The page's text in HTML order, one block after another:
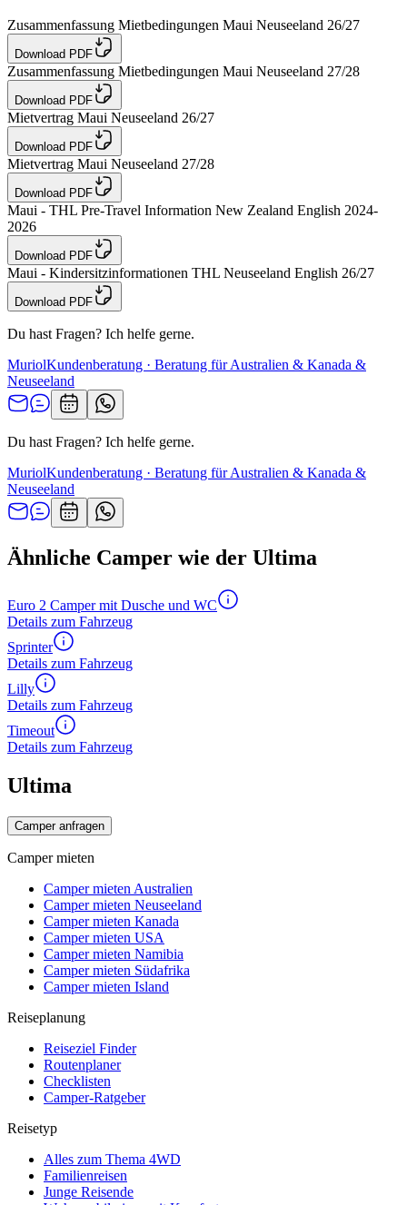
Zusammenfassung Mietbedingungen Maui Neuseeland 26/27
Download PDF
Zusammenfassung Mietbedingungen Maui Neuseeland 27/28
Download PDF
Mietvertrag Maui Neuseeland 26/27
Download PDF
Mietvertrag Maui Neuseeland 27/28
Download PDF
Maui - THL Pre-Travel Information New Zealand English 2024-
2026
Download PDF
Maui - Kindersitzinformationen THL Neuseeland English 26/27
Download PDF
Du hast Fragen? Ich helfe gerne.
MuriolKundenberatung · Beratung für Australien & Kanada &
Neuseeland
Du hast Fragen? Ich helfe gerne.
MuriolKundenberatung · Beratung für Australien & Kanada &
Neuseeland
Ähnliche Camper wie der Ultima
Euro 2 Camper mit Dusche und WC
Details zum Fahrzeug
Sprinter
Details zum Fahrzeug
Lilly
Details zum Fahrzeug
Timeout
Details zum Fahrzeug
Ultima
Camper anfragen
Camper mieten
Camper mieten Australien
Camper mieten Neuseeland
Camper mieten Kanada
Camper mieten USA
Camper mieten Namibia
Camper mieten Südafrika
Camper mieten Island
Reiseplanung
Reiseziel Finder
Routenplaner
Checklisten
Camper-Ratgeber
Reisetyp
Alles zum Thema 4WD
Familienreisen
Junge Reisende